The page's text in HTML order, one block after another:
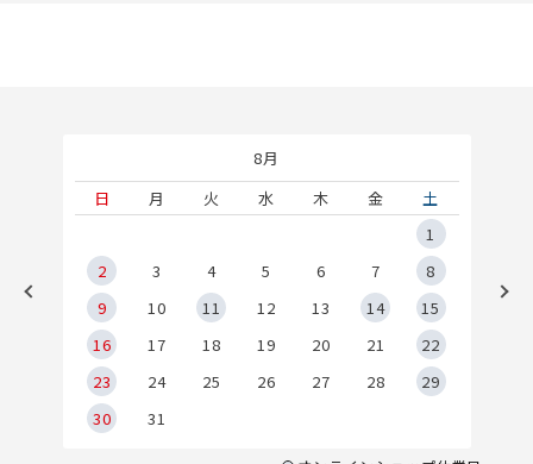
8月
日
月 火 水 木 金
土
1
2
3 4 5 6 7
8
9
10 11 12 13 14
15
16
17 18 19 20 21
22
23
24 25 26 27 28
29
30
31